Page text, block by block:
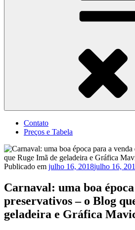
Contato
Preços e Tabela
Publicado em julho 16, 2018julho 16,
Carnaval: uma boa
preservativos – o Blog
geladeira e Gráfica